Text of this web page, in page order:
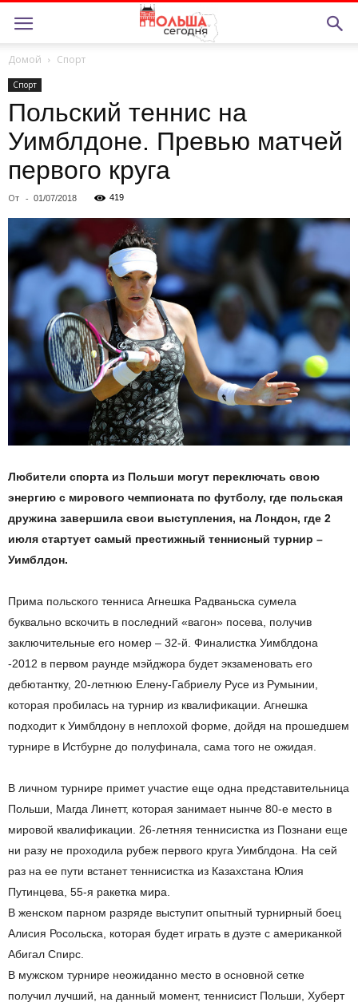
Домой Спорт
Спорт
Польский теннис на
Уимблдоне. Превью матчей
первого круга
От - 01/07/2018 419
Любители спорта из Польши могут переключать свою
энергию с мирового чемпионата по футболу, где польская
дружина завершила свои выступления, на Лондон, где 2
июля стартует самый престижный теннисный турнир –
Уимблдон.
Прима польского тенниса Агнешка Радваньска сумела
буквально вскочить в последний «вагон» посева, получив
заключительные его номер – 32-й. Финалистка Уимблдона
-2012 в первом раунде мэйджора будет экзаменовать его
дебютантку, 20-летнюю Елену-Габриелу Русе из Румынии,
которая пробилась на турнир из квалификации. Агнешка
подходит к Уимблдону в неплохой форме, дойдя на прошедшем
турнире в Истбурне до полуфинала, сама того не ожидая.
В личном турнире примет участие еще одна представительница
Польши, Магда Линетт, которая занимает нынче 80-е место в
мировой квалификации. 26-летняя теннисистка из Познани еще
ни разу не проходила рубеж первого круга Уимблдона. На сей
раз на ее пути встанет теннисистка из Казахстана Юлия
Путинцева, 55-я ракетка мира.
В женском парном разряде выступит опытный турнирный боец
Алисия Росольска, которая будет играть в дуэте с американкой
Абигал Спирс.
В мужском турнире неожиданно место в основной сетке
получил лучший, на данный момент, теннисист Польши, Хуберт